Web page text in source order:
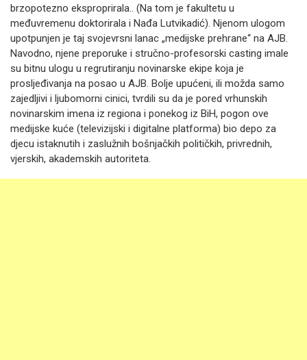
brzopotezno eksproprirala.. (Na tom je fakultetu u
međuvremenu doktorirala i Nađa Lutvikadić). Njenom ulogom
upotpunjen je taj svojevrsni lanac „medijske prehrane“ na AJB.
Navodno, njene preporuke i stručno-profesorski casting imale
su bitnu ulogu u regrutiranju novinarske ekipe koja je
prosljeđivanja na posao u AJB. Bolje upućeni, ili možda samo
zajedljivi i ljubomorni cinici, tvrdili su da je pored vrhunskih
novinarskim imena iz regiona i ponekog iz BiH, pogon ove
medijske kuće (televizijski i digitalne platforma) bio depo za
djecu istaknutih i zaslužnih bošnjačkih političkih, privrednih,
vjerskih, akademskih autoriteta.